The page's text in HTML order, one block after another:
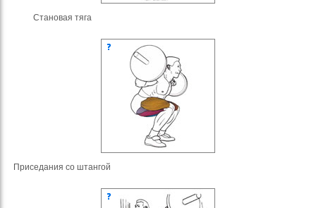
Становая тяга
Приседания со штангой